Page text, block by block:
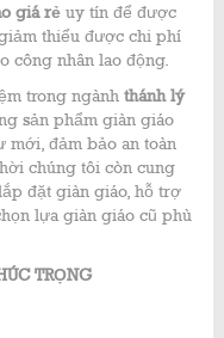
giá rẻ uy tín để được
thiểu được chi phí
công nhân lao động.
trong ngành thánh lý
sản phẩm giàn giáo
mới, đảm bảo an toàn
chúng tôi còn cung
đặt giàn giáo, hỗ trợ
lựa giàn giáo cũ phù
TRỌNG